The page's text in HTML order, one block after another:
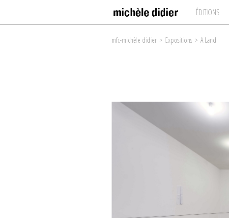
ÉDITIONS
mfc-michèle didier > Expositions > A Land